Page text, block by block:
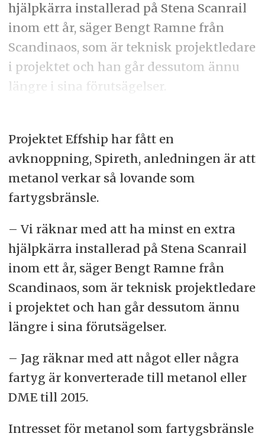
hjälpkärra installerad på Stena Scanrail
inom ett år, säger Bengt Ramne från
Scandinaos, som är teknisk projektledare
i projektet och han går dessutom ännu
längre i sina förutsägelser.
Projektet Effship har fått en
avknoppning, Spireth, anledningen är att
metanol verkar så lovande som
fartygsbränsle.
– Vi räknar med att ha minst en extra
hjälpkärra installerad på Stena Scanrail
inom ett år, säger Bengt Ramne från
Scandinaos, som är teknisk projektledare
i projektet och han går dessutom ännu
längre i sina förutsägelser.
– Jag räknar med att något eller några
fartyg är konverterade till metanol eller
DME till 2015.
Intresset för metanol som fartygsbränsle